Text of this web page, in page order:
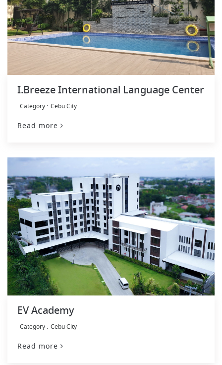
I.Breeze International Language Center
Cebu City
Read more
EV Academy
Cebu City
Read more